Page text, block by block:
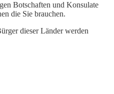
Botschaften und Konsulate
die Sie brauchen.
dieser Länder werden